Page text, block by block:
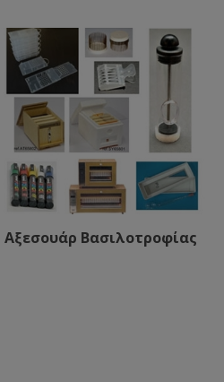
Αξεσουάρ Βασιλοτροφίας